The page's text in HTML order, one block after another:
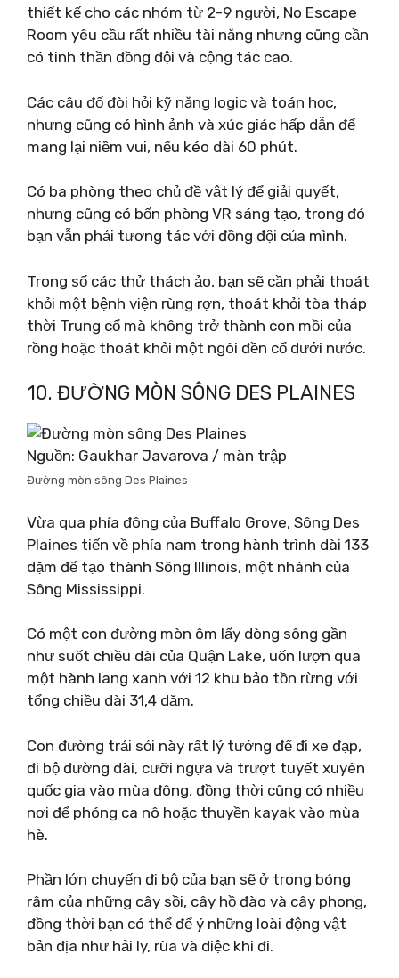
thiết kế cho các nhóm từ 2-9 người, No Escape
Room yêu cầu rất nhiều tài năng nhưng cũng cần
có tinh thần đồng đội và cộng tác cao.
Các câu đố đòi hỏi kỹ năng logic và toán học,
nhưng cũng có hình ảnh và xúc giác hấp dẫn để
mang lại niềm vui, nếu kéo dài 60 phút.
Có ba phòng theo chủ đề vật lý để giải quyết,
nhưng cũng có bốn phòng VR sáng tạo, trong đó
bạn vẫn phải tương tác với đồng đội của mình.
Trong số các thử thách ảo, bạn sẽ cần phải thoát
khỏi một bệnh viện rùng rợn, thoát khỏi tòa tháp
thời Trung cổ mà không trở thành con mồi của
rồng hoặc thoát khỏi một ngôi đền cổ dưới nước.
10. ĐƯỜNG MÒN SÔNG DES PLAINES
Nguồn: Gaukhar Javarova / màn trập
Đường mòn sông Des Plaines
Vừa qua phía đông của Buffalo Grove, Sông Des
Plaines tiến về phía nam trong hành trình dài 133
dặm để tạo thành Sông Illinois, một nhánh của
Sông Mississippi.
Có một con đường mòn ôm lấy dòng sông gần
như suốt chiều dài của Quận Lake, uốn lượn qua
một hành lang xanh với 12 khu bảo tồn rừng với
tổng chiều dài 31,4 dặm.
Con đường trải sỏi này rất lý tưởng để đi xe đạp,
đi bộ đường dài, cưỡi ngựa và trượt tuyết xuyên
quốc gia vào mùa đông, đồng thời cũng có nhiều
nơi để phóng ca nô hoặc thuyền kayak vào mùa
hè.
Phần lớn chuyến đi bộ của bạn sẽ ở trong bóng
râm của những cây sồi, cây hồ đào và cây phong,
đồng thời bạn có thể để ý những loài động vật
bản địa như hải ly, rùa và diệc khi đi.